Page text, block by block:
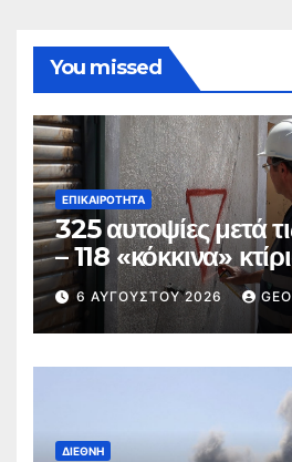
You missed
ΕΠΙΚΑΙΡΌΤΗΤΑ
325 αυτοψίες μετά
– 118 «κόκκινα»
6 ΑΥΓΟΎΣΤΟΥ 2026
ΔΙΕΘΝΉ